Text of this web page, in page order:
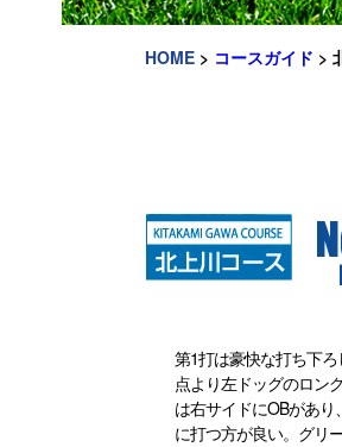
HOME > コースガイド >
第1打は豪快な打ち下
点より左ドッグのロン
は右サイドにOBがあり
に打つ方が良い。グリ